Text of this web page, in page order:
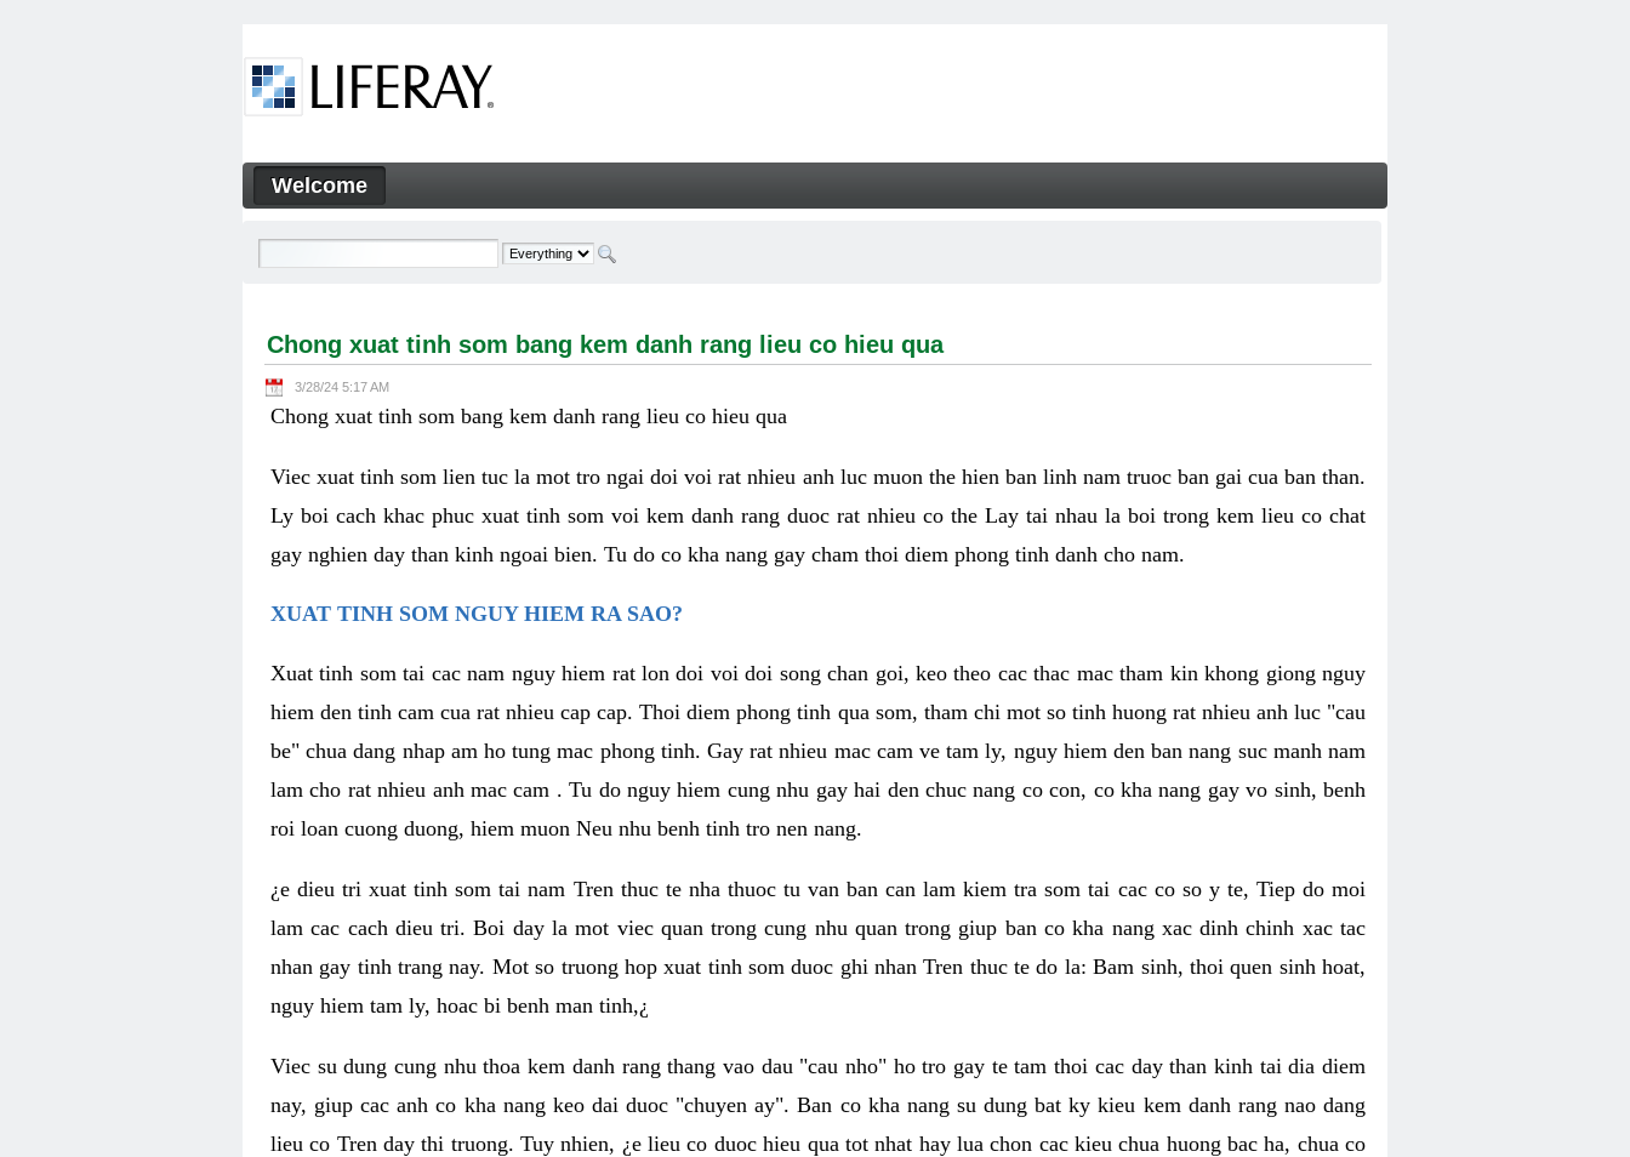
Chong xuat tinh som bang kem danh rang lieu co hieu qua - Welcome
Navigation
Welcome
Chong xuat tinh som bang kem danh rang lieu co hieu qua
3/28/24 5:17 AM
Chong xuat tinh som bang kem danh rang lieu co hieu qua
Viec xuat tinh som lien tuc la mot tro ngai doi voi rat nhieu anh luc muon the hien ban linh nam truoc ban gai cua ban than.
Ly boi cach khac phuc xuat tinh som voi kem danh rang duoc rat nhieu co the Lay tai nhau la boi trong kem lieu co chat
gay nghien day than kinh ngoai bien. Tu do co kha nang gay cham thoi diem phong tinh danh cho nam.
XUAT TINH SOM NGUY HIEM RA SAO?
Xuat tinh som tai cac nam nguy hiem rat lon doi voi doi song chan goi, keo theo cac thac mac tham kin khong giong nguy
hiem den tinh cam cua rat nhieu cap cap. Thoi diem phong tinh qua som, tham chi mot so tinh huong rat nhieu anh luc "cau
be" chua dang nhap am ho tung mac phong tinh. Gay rat nhieu mac cam ve tam ly, nguy hiem den ban nang suc manh nam
lam cho rat nhieu anh mac cam . Tu do nguy hiem cung nhu gay hai den chuc nang co con, co kha nang gay vo sinh, benh
roi loan cuong duong, hiem muon Neu nhu benh tinh tro nen nang.
¿e dieu tri xuat tinh som tai nam Tren thuc te nha thuoc tu van ban can lam kiem tra som tai cac co so y te, Tiep do moi
lam cac cach dieu tri. Boi day la mot viec quan trong cung nhu quan trong giup ban co kha nang xac dinh chinh xac tac
nhan gay tinh trang nay. Mot so truong hop xuat tinh som duoc ghi nhan Tren thuc te do la: Bam sinh, thoi quen sinh hoat,
nguy hiem tam ly, hoac bi benh man tinh,¿
Viec su dung cung nhu thoa kem danh rang thang vao dau "cau nho" ho tro gay te tam thoi cac day than kinh tai dia diem
nay, giup cac anh co kha nang keo dai duoc "chuyen ay". Ban co kha nang su dung bat ky kieu kem danh rang nao dang
lieu co Tren day thi truong. Tuy nhien, ¿e lieu co duoc hieu qua tot nhat hay lua chon cac kieu chua huong bac ha, chua co